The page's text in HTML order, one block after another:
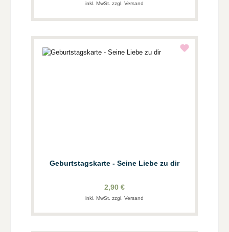
inkl. MwSt. zzgl. Versand
Geburtstagskarte - Seine Liebe zu dir
2,90 €
inkl. MwSt. zzgl. Versand